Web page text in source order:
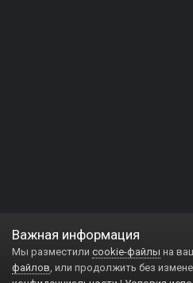
Важная информация
Мы разместили cookie-файлы на
файлов, или продолжить без